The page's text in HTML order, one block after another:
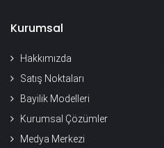
Kurumsal
Hakkımızda
Satış Noktaları
Bayilik Modelleri
Kurumsal Çözümler
Medya Merkezi